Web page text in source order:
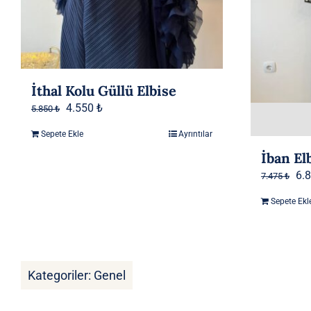
İthal Kolu Güllü Elbise
5.850₺
Orijinal
4.550 ₺Şu
Sepete Ekle Ayrıntılar
İban
7.475₺
Sepete
Kategoriler: Genel